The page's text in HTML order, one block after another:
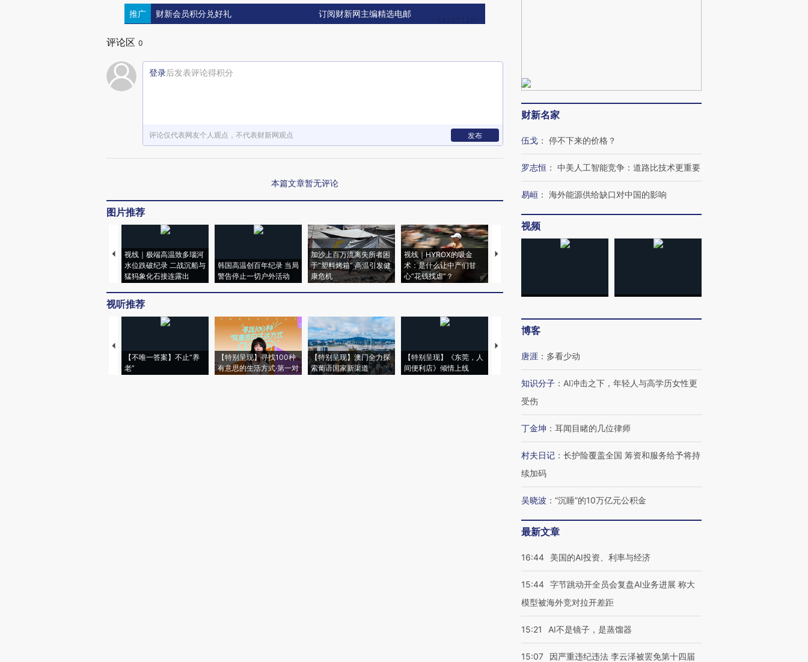
推广 财新会员积分兑好礼 订阅财新网主编精选电邮
评论区 0
登录后发表评论得积分
评论仅代表网友个人观点，不代表财新网观点 发布
本篇文章暂无评论
图片推荐
视线｜极端高温致多瑙河
水位跌破纪录 二战沉船与
猛犸象化石接连露出
韩国高温创百年纪录 当局
警告停止一切户外活动
加沙上百万流离失所者困
于“塑料烤箱” 高温引发健
康危机
视线｜HYROX的吸金
术：是什么让中产们甘
心“花钱找虐”？
马航飞行员跨国走私7万
视听推荐
【不唯一答案】不止“养
老”
【特别呈现】寻找100种
有意思的生活方式·第一对
【特别呈现】澳门全力探
索葡语国家新渠道
【特别呈现】《东莞，人
间便利店》倾情上线
【推广】走进第四届链博
会，让数智科技“链”接产
有意思的生活方式·第三对
住三大增长引擎是什么？
财新名家
伍戈 ： 停不下来的价格？
罗志恒 ： 中美人工智能竞争：道路比技术更重要
易峘 ： 海外能源供给缺口对中国的影响
视频
博客
唐涯 ： 多看少动
知识分子 ： AI冲击之下，年轻人与高学历女性更
受伤
丁金坤 ： 耳闻目睹的几位律师
村夫日记 ： 长护险覆盖全国 筹资和服务给予将持
续加码
吴晓波 ： “沉睡”的10万亿元公积金
最新文章
16:44 美国的AI投资、利率与经济
15:44 字节跳动开全员会复盘AI业务进展 称大
模型被海外竞对拉开差距
15:21 AI不是镜子，是蒸馏器
15:07
因严重违纪违法 李云泽被罢免第十四届